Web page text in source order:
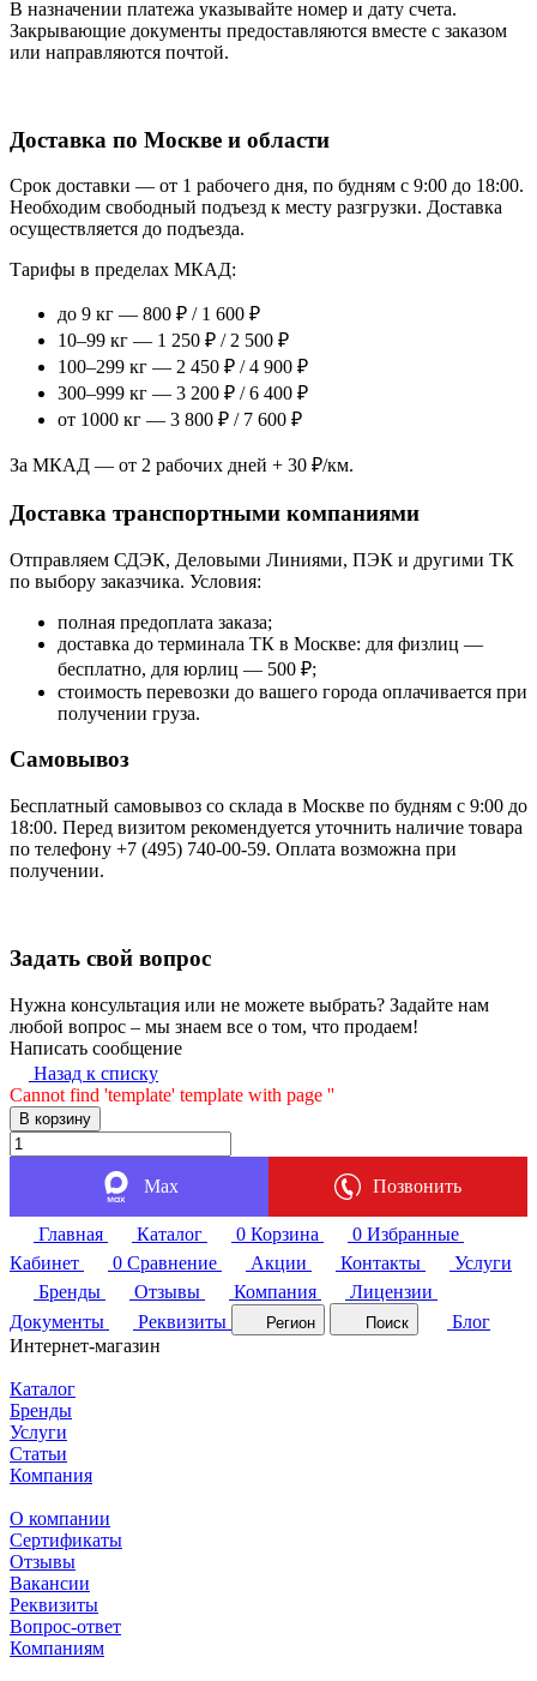
В назначении платежа указывайте номер и дату счета.
Закрывающие документы предоставляются вместе с заказом
или направляются почтой.
Доставка по Москве и области
Срок доставки — от 1 рабочего дня, по будням с 9:00 до 18:00.
Необходим свободный подъезд к месту разгрузки. Доставка
осуществляется до подъезда.
Тарифы в пределах МКАД:
до 9 кг — 800 ₽ / 1 600 ₽
10–99 кг — 1 250 ₽ / 2 500 ₽
100–299 кг — 2 450 ₽ / 4 900 ₽
300–999 кг — 3 200 ₽ / 6 400 ₽
от 1000 кг — 3 800 ₽ / 7 600 ₽
За МКАД — от 2 рабочих дней + 30 ₽/км.
Доставка транспортными компаниями
Отправляем СДЭК, Деловыми Линиями, ПЭК и другими ТК
по выбору заказчика. Условия:
полная предоплата заказа;
доставка до терминала ТК в Москве: для физлиц —
бесплатно, для юрлиц — 500 ₽;
стоимость перевозки до вашего города оплачивается при
получении груза.
Самовывоз
Бесплатный самовывоз со склада в Москве по будням с 9:00 до
18:00. Перед визитом рекомендуется уточнить наличие товара
по телефону +7 (495) 740-00-59. Оплата возможна при
получении.
Задать свой вопрос
Нужна консультация или не можете выбрать? Задайте нам
любой вопрос – мы знаем все о том, что продаем!
Написать сообщение
Назад к списку
Cannot find 'template' template with page ''
В корзину
Max Позвонить
Главная Каталог 0 Корзина 0 Избранные
Кабинет
0 Сравнение Акции Контакты
Услуги
Бренды
Отзывы Компания
Лицензии
Документы
Реквизиты Регион Поиск
Блог
Интернет-магазин
Каталог
Бренды
Услуги
Статьи
Компания
О компании
Сертификаты
Отзывы
Вакансии
Реквизиты
Вопрос-ответ
Компаниям